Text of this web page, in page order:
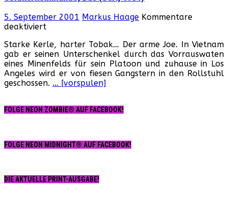
5. September 2001 Markus Haage Kommentare
deaktiviertfür
Das
(USA,
1984)
Starke Kerle, harter Tobak… Der arme Joe. In Vietnam
gab er seinen Unterschenkel durch das Vorrauswaten
eines Minenfelds für sein Platoon und zuhause in Los
Angeles wird er von fiesen Gangstern in den Rollstuhl
geschossen. … [vorspulen]
FOLGE NEON ZOMBIE® AUF FACEBOOK!
FOLGE NEON MIDNIGHT® AUF FACEBOOK!
DIE AKTUELLE PRINT-AUSGABE!